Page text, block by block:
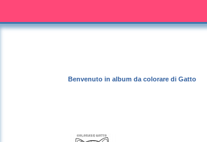
Benvenuto in album da colorare di Gatto